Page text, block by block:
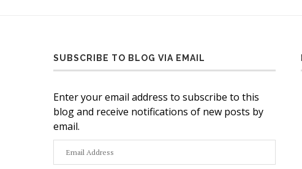
SUBSCRIBE TO BLOG VIA EMAIL
Enter your email address to subscribe to this
blog and receive notifications of new posts by
email.
Email
Address